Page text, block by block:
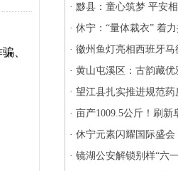
、
· 黟县：童心筑梦 平安
· 休宁：“量体裁衣” 着
与获得感
· 徽州鱼灯亮相西班牙马
· 黄山屯溪区：古韵藏
· 望江县扎实推进规范药
· 亩产1009.5公斤！刷新
录
· 休宁元素闪耀国际盛会
· 镜湖公安解锁别样“六